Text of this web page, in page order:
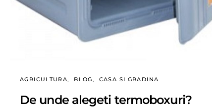
AGRICULTURA BLOG CASA SI GRADINA
De unde alegeti termoboxuri?